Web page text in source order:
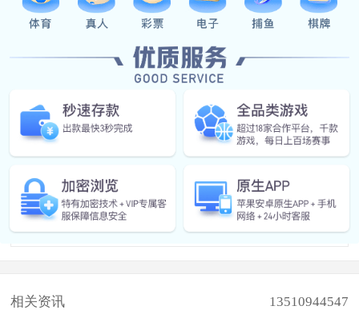
骤，通过抵抗蚀刻的“掩膜”材料来保护晶片的一部分不
受蚀刻剂的腐蚀。在某些情况下，掩模材料是已经使用
光刻法图案化的光刻胶。其他情况需要更耐用的掩模，
展趋势，侧重分析全球及中国市场的主要企业，同时对
比北美，欧洲，中国，亚太及南美等地区的现在及未来
趋势。
返回列表
相关资讯 13510944547